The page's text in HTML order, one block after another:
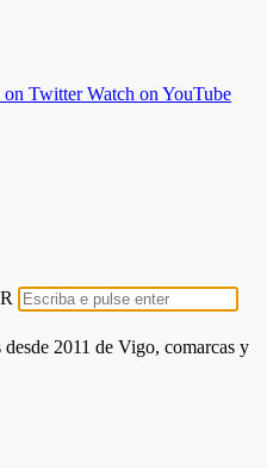
Twitter Watch on YouTube
2011 de Vigo, comarcas y